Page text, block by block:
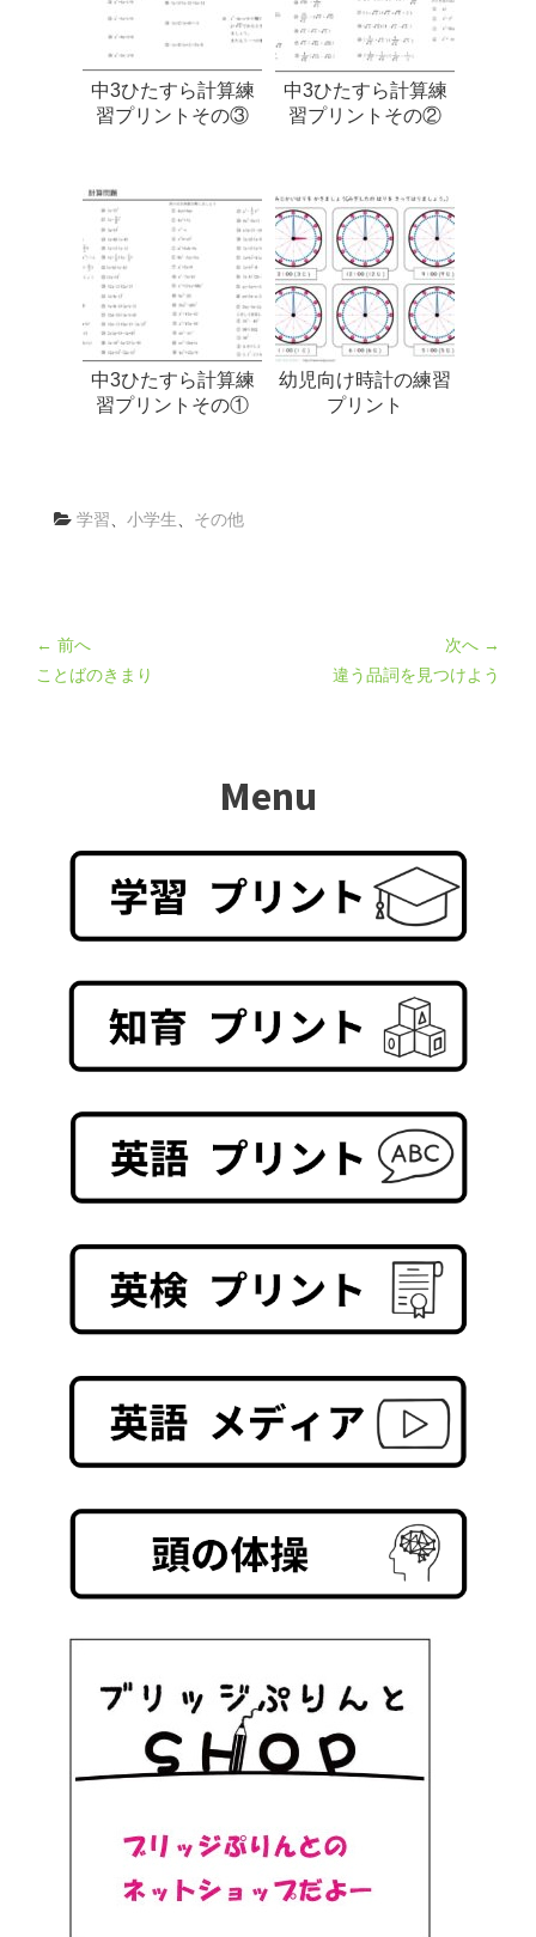
中3ひたすら計算練
習プリントその③
中3ひたすら計算練
習プリントその②
中3ひたすら計算練
習プリントその①
幼児向け時計の練習
プリント
学習 小学生 その他
← 前へ
ことばのきまり
次へ →
違う品詞を見つけよう
Menu